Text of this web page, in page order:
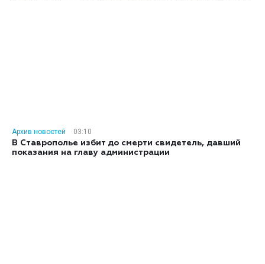
Архив новостей
03:10
В Ставрополье избит до смерти свидетель, давший
показания на главу администрации